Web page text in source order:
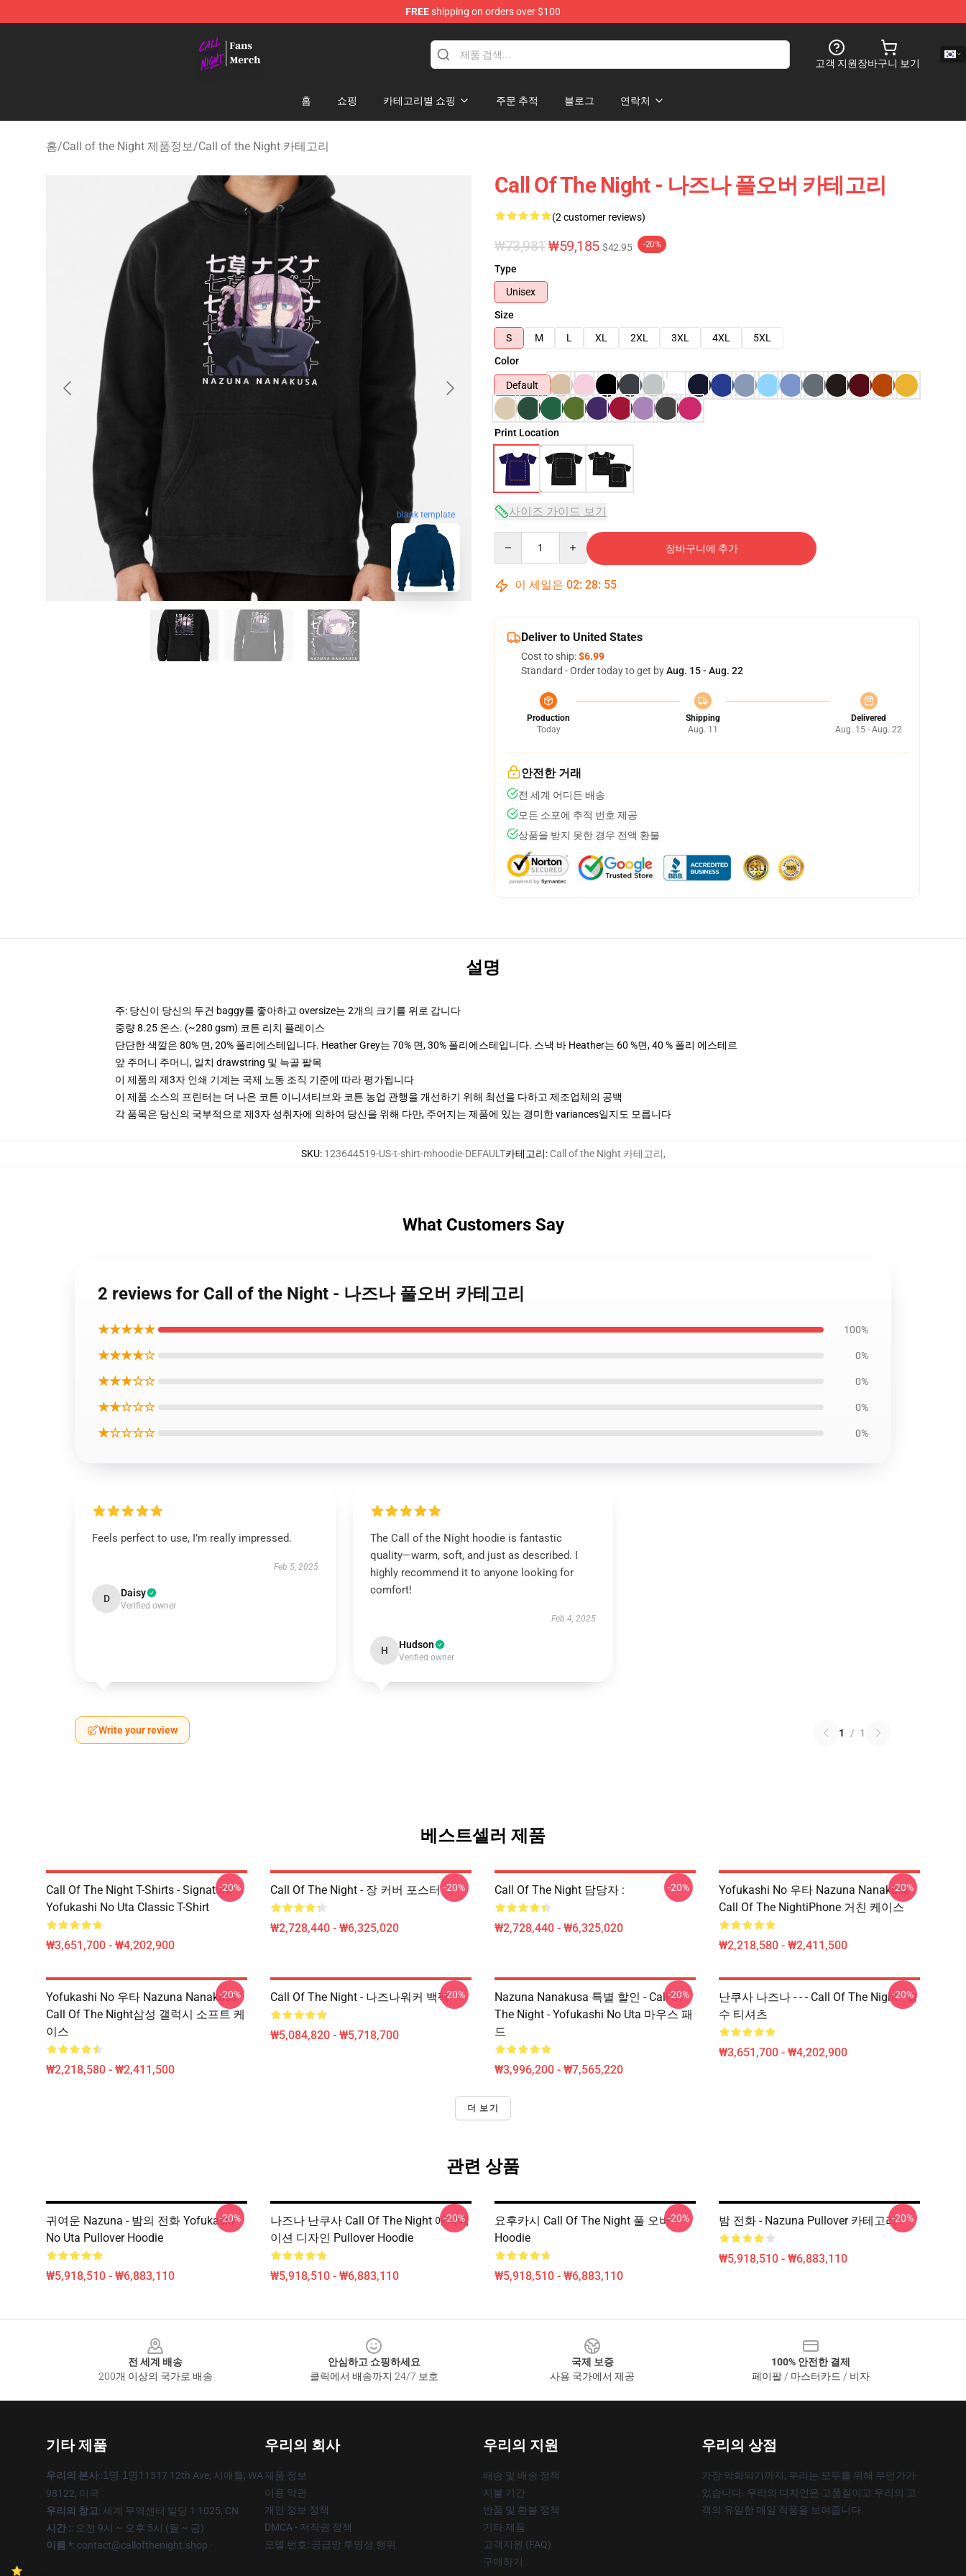
FREEshipping on orders over $100
고객 지원장바구니 보기
홈 쇼핑 카테고리별 쇼핑 주문 추적 블로그 연락처
홈/Call of the Night 제품정보/Call of the Night 카테고리
blank template
Call Of The Night - 나즈나 풀오버 카테고리
(2 customer reviews)
₩73,981 ₩59,185 $42.95 -20%
Type
Unisex
Size
S
M L XL 2XL 3XL 4XL
5XL
Color
Default
Print Location
사이즈 가이드 보기
장바구니에 추가
이 세일은 02: 28: 54
Deliver to United States
Cost to ship:$6.99
Standard - Order today to get byAug. 15 - Aug. 22
Production
Today
Shipping
Aug. 11
Delivered
Aug. 15 - Aug. 22
안전한 거래
전 세계 어디든 배송
모든 소포에 추적 번호 제공
상품을 받지 못한 경우 전액 환불
설명
주: 당신이 당신의 두건 baggy를 좋아하고 oversize는 2개의 크기를 위로 갑니다
중량 8.25 온스. (~280 gsm) 코튼 리치 플레이스
단단한 색깔은 80% 면, 20% 폴리에스테입니다. Heather Grey는 70% 면, 30% 폴리에스테입니다. 스낵 바 Heather는 60 %면, 40 % 폴리 에스테르
앞 주머니 주머니, 일치 drawstring 및 늑골 팔목
이 제품의 제3자 인쇄 기계는 국제 노동 조직 기준에 따라 평가됩니다
이 제품 소스의 프린터는 더 나은 코튼 이니셔티브와 코튼 농업 관행을 개선하기 위해 최선을 다하고 제조업체의 공백
각 품목은 당신의 국부적으로 제3자 성취자에 의하여 당신을 위해 다만, 주어지는 제품에 있는 경미한 variances일지도 모릅니다
SKU: 123644519-US-t-shirt-mhoodie-DEFAULT카테고리: Call of the Night 카테고리,
What Customers Say
2 reviews for Call of the Night - 나즈나 풀오버 카테고리
★★★★★ 100%
★★★★☆ 0%
★★★☆☆ 0%
★★☆☆☆ 0%
★☆☆☆☆ 0%
Feels perfect to use, I’m really impressed.
Feb 5, 2025
D Daisy
Verified owner
The Call of the Night hoodie is fantastic
quality—warm, soft, and just as described. I
highly recommend it to anyone looking for
comfort!
Feb 4, 2025
H Hudson
Verified owner
Write your review 1 / 1
베스트셀러 제품
Call Of The Night T-Shirts - Signature
Yofukashi No Uta Classic T-Shirt
₩3,651,700 - ₩4,202,900
-20% Call Of The Night - 장 커버 포스터
₩2,728,440 - ₩6,325,020
-20% Call Of The Night 담당자 :
₩2,728,440 - ₩6,325,020
-20%
Yofukashi No 우타 Nazuna Nanakusa
Call Of The NightiPhone 거친 케이스
₩2,218,580 - ₩2,411,500
-20%
Yofukashi No 우타 Nazuna Nanakusa
Call Of The Night삼성 갤럭시 소프트 케
이스
₩2,218,580 - ₩2,411,500
-20% Call Of The Night - 나즈나워커 백팩
₩5,084,820 - ₩5,718,700
-20%
Nazuna Nanakusa 특별 할인 - Call Of
The Night - Yofukashi No Uta 마우스 패
드
₩3,996,200 - ₩7,565,220
-20%
난쿠사 나즈나 - - - Call Of The Night - 필
수 티셔츠
₩3,651,700 - ₩4,202,900
-20%
더 보기
관련 상품
귀여운 Nazuna - 밤의 전화 Yofukashi
No Uta Pullover Hoodie
₩5,918,510 - ₩6,883,110
-20%
나즈나 난쿠사 Call Of The Night 애니메
이션 디자인 Pullover Hoodie
₩5,918,510 - ₩6,883,110
-20%
요후카시 Call Of The Night 풀 오버
Hoodie
₩5,918,510 - ₩6,883,110
-20% 밤 전화 - Nazuna Pullover 카테고리
₩5,918,510 - ₩6,883,110
-20%
전 세계 배송
200개 이상의 국가로 배송
안심하고 쇼핑하세요
클릭에서 배송까지 24/7 보호
국제 보증
사용 국가에서 제공
100% 안전한 결제
페이팔 / 마스터카드 / 비자
기타 제품
우리의 본사::1명 1명11517 12th Ave, 시애틀, WA
98122, 미국
우리의 창고: 세계 무역센터 빌딩 1 1025, CN
시간 :: 오전 9시 ~ 오후 5시 (월 ~ 금)
이름 *: contact@callofthenight.shop ·
우리의 회사
제품 정보
이용 약관
개인 정보 정책
DMCA - 저작권 정책
모델 번호: 공급망 투명성 행위
우리의 지원
배송 및 배송 정책
지불 기간
반품 및 환불 정책
기타 제품
고객지원 (FAQ)
구매하기
우리의 상점
가장 악화되기까지, 우리는 모두를 위해 무언가가
있습니다. 우리의 디자인은 고품질이고 우리의 고
객의 유일한 매일 작풍을 보여줍니다.